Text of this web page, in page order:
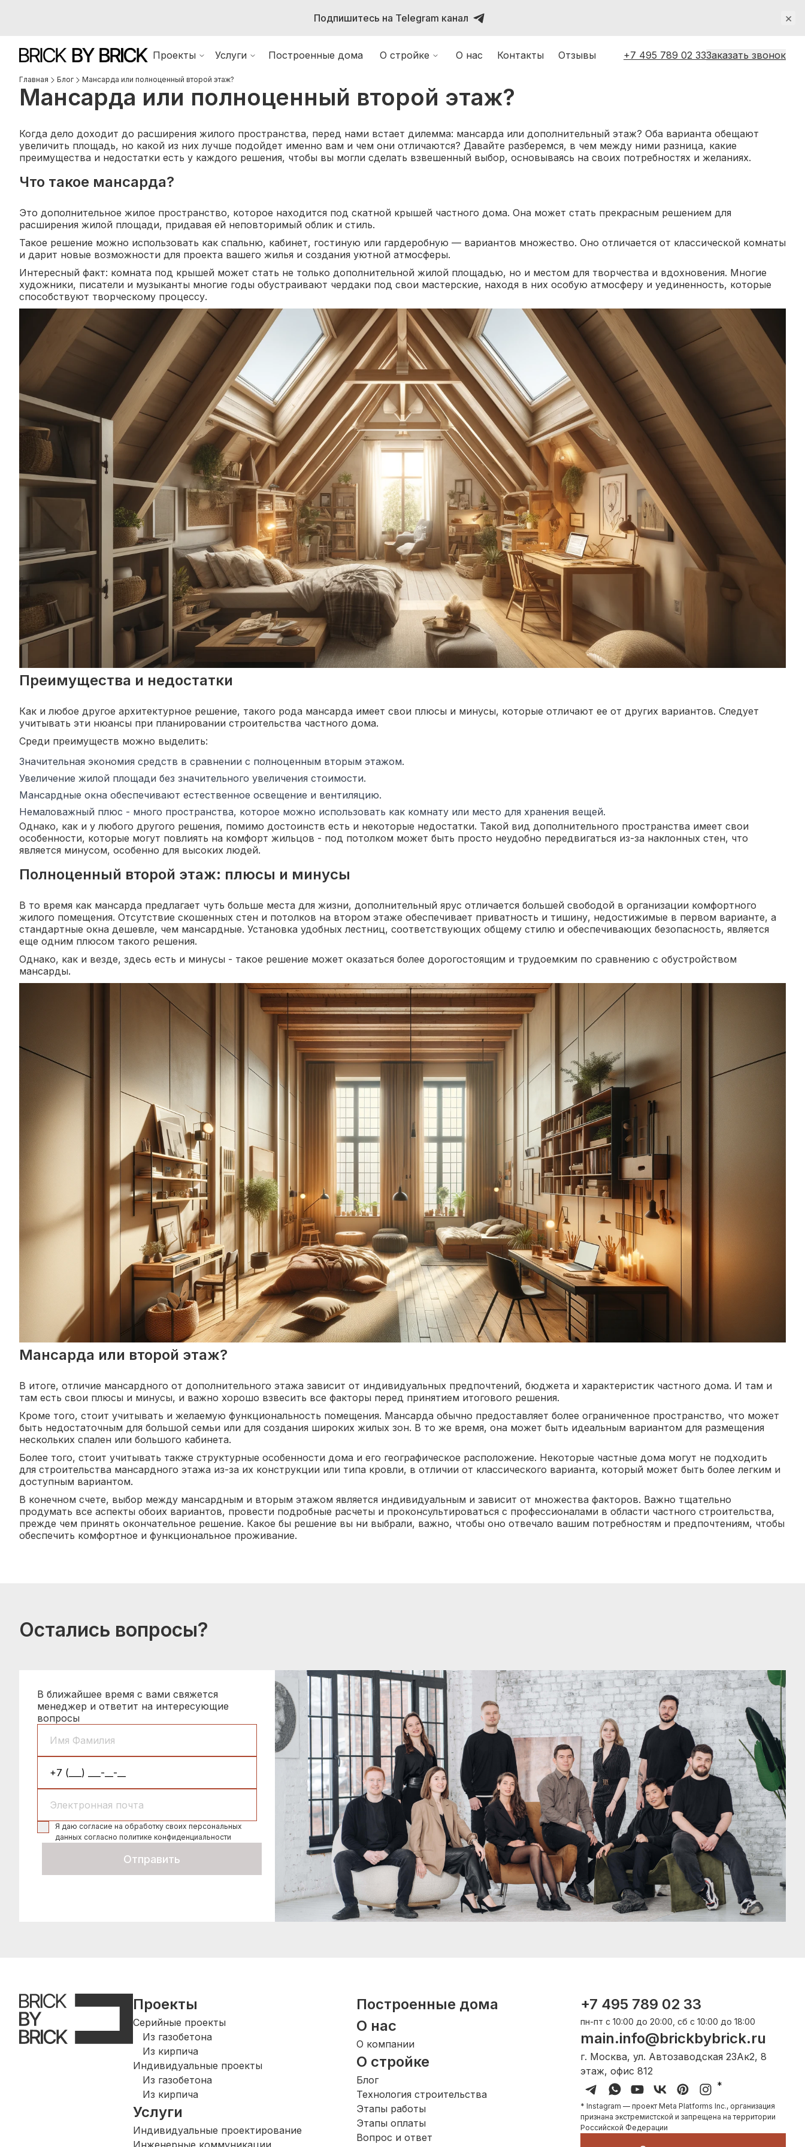
Подпишитесь на Telegram канал ×
Проекты Услуги Построенные дома О стройке О нас Контакты Отзывы +7 495 789 02 33Заказать звонок
Главная Блог Мансарда или полноценный второй этаж?
Мансарда или полноценный второй этаж?
Когда дело доходит до расширения жилого пространства, перед нами встает дилемма: мансарда или дополнительный этаж? Оба варианта обещают
увеличить площадь, но какой из них лучше подойдет именно вам и чем они отличаются? Давайте разберемся, в чем между ними разница, какие
преимущества и недостатки есть у каждого решения, чтобы вы могли сделать взвешенный выбор, основываясь на своих потребностях и желаниях.
Что такое мансарда?
Это дополнительное жилое пространство, которое находится под скатной крышей частного дома. Она может стать прекрасным решением для
расширения жилой площади, придавая ей неповторимый облик и стиль.
Такое решение можно использовать как спальню, кабинет, гостиную или гардеробную — вариантов множество. Оно отличается от классической комнаты
и дарит новые возможности для проекта вашего жилья и создания уютной атмосферы.
Интересный факт: комната под крышей может стать не только дополнительной жилой площадью, но и местом для творчества и вдохновения. Многие
художники, писатели и музыканты многие годы обустраивают чердаки под свои мастерские, находя в них особую атмосферу и уединенность, которые
способствуют творческому процессу.
Преимущества и недостатки
Как и любое другое архитектурное решение, такого рода мансарда имеет свои плюсы и минусы, которые отличают ее от других вариантов. Следует
учитывать эти нюансы при планировании строительства частного дома.
Среди преимуществ можно выделить:
Значительная экономия средств в сравнении с полноценным вторым этажом.
Увеличение жилой площади без значительного увеличения стоимости.
Мансардные окна обеспечивают естественное освещение и вентиляцию.
Немаловажный плюс - много пространства, которое можно использовать как комнату или место для хранения вещей.
Однако, как и у любого другого решения, помимо достоинств есть и некоторые недостатки. Такой вид дополнительного пространства имеет свои
особенности, которые могут повлиять на комфорт жильцов - под потолком может быть просто неудобно передвигаться из-за наклонных стен, что
является минусом, особенно для высоких людей.
Полноценный второй этаж: плюсы и минусы
В то время как мансарда предлагает чуть больше места для жизни, дополнительный ярус отличается большей свободой в организации комфортного
жилого помещения. Отсутствие скошенных стен и потолков на втором этаже обеспечивает приватность и тишину, недостижимые в первом варианте, а
стандартные окна дешевле, чем мансардные. Установка удобных лестниц, соответствующих общему стилю и обеспечивающих безопасность, является
еще одним плюсом такого решения.
Однако, как и везде, здесь есть и минусы - такое решение может оказаться более дорогостоящим и трудоемким по сравнению с обустройством
мансарды.
Мансарда или второй этаж?
В итоге, отличие мансардного от дополнительного этажа зависит от индивидуальных предпочтений, бюджета и характеристик частного дома. И там и
там есть свои плюсы и минусы, и важно хорошо взвесить все факторы перед принятием итогового решения.
Кроме того, стоит учитывать и желаемую функциональность помещения. Мансарда обычно предоставляет более ограниченное пространство, что может
быть недостаточным для большой семьи или для создания широких жилых зон. В то же время, она может быть идеальным вариантом для размещения
нескольких спален или большого кабинета.
Более того, стоит учитывать также структурные особенности дома и его географическое расположение. Некоторые частные дома могут не подходить
для строительства мансардного этажа из-за их конструкции или типа кровли, в отличии от классического варианта, который может быть более легким и
доступным вариантом.
В конечном счете, выбор между мансардным и вторым этажом является индивидуальным и зависит от множества факторов. Важно тщательно
продумать все аспекты обоих вариантов, провести подробные расчеты и проконсультироваться с профессионалами в области частного строительства,
прежде чем принять окончательное решение. Какое бы решение вы ни выбрали, важно, чтобы оно отвечало вашим потребностям и предпочтениям, чтобы
обеспечить комфортное и функциональное проживание.
Остались вопросы?
В ближайшее время с вами свяжется
менеджер и ответит на интересующие
вопросы
Я даю согласие на обработку своих персональных
данных согласно политике конфиденциальности
Отправить
Проекты
Серийные проекты
Из газобетона
Из кирпича
Индивидуальные проекты
Из газобетона
Из кирпича
Услуги
Индивидуальные проектирование
Инженерные коммуникации
Построенные дома
О нас
О компании
О стройке
Блог
Технология строительства
Этапы работы
Этапы оплаты
Вопрос и ответ
+7 495 789 02 33
пн-пт с 10:00 до 20:00, сб с 10:00 до 18:00
main.info@brickbybrick.ru
г. Москва, ул. Автозаводская 23Ак2, 8
этаж, офис 812
*
* Instagram — проект Meta Platforms Inc., организация
признана экстремистской и запрещена на территории
Российской Федерации